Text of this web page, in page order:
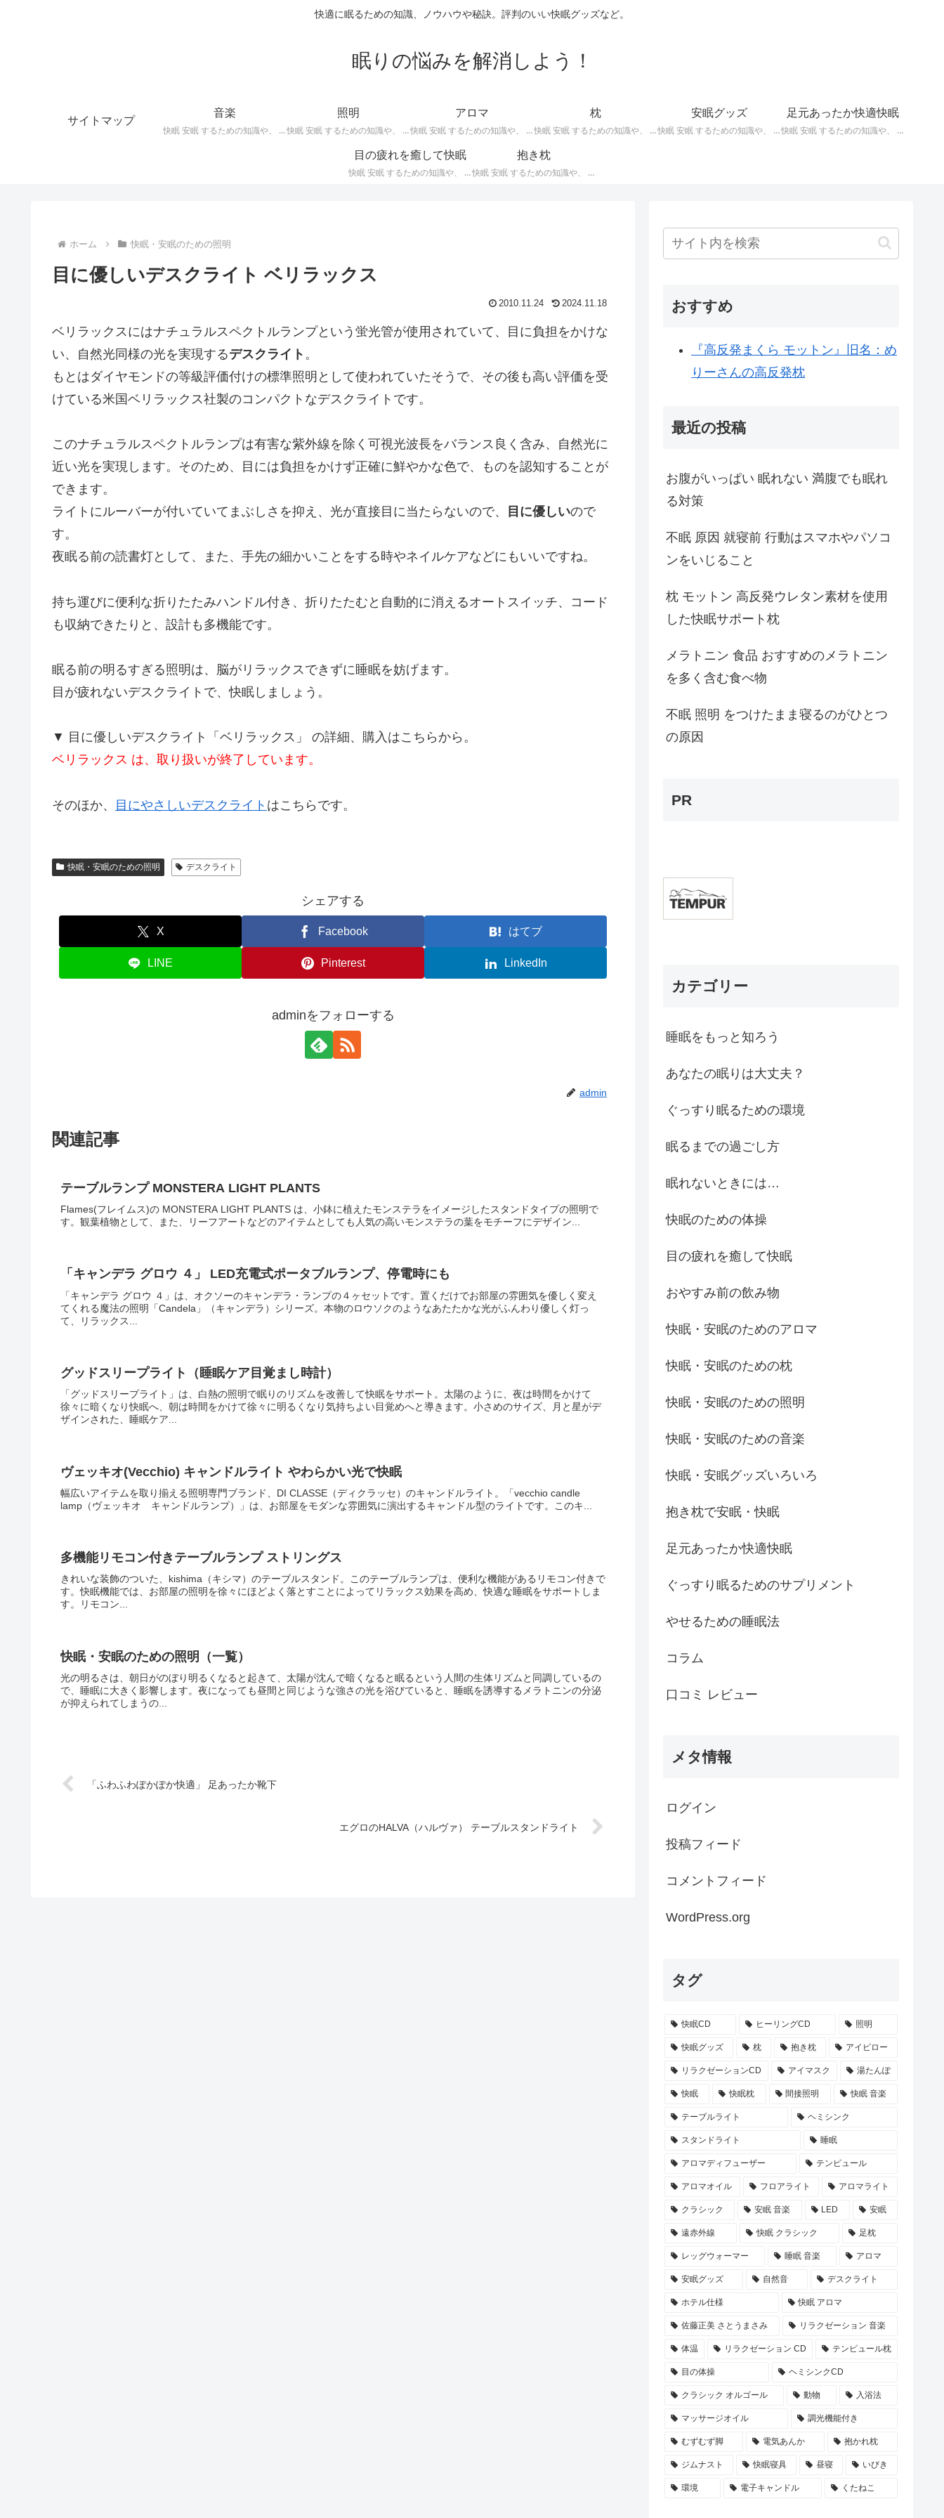
快適に眠るための知識、ノウハウや秘訣。評判のいい快眠グッズなど。
眠りの悩みを解消しよう！
サイトマップ
音楽
快眠 安眠 するための知識や、 枕 、 照明 、 アロマ など、おすすめの グッズ を紹介。 快眠 安眠 のための 音楽 CD の紹介です。 ヒーリングCD リラクゼーションCD インストゥルメンタルCD オルゴールCD ヘミシンクCD α波音楽 など。
照明
快眠 安眠 するための知識や、 枕 、 照明 、 アロマ など、おすすめの グッズ などを紹介。 快眠 安眠 のための 照明 フロアライト テーブルライト デスクライト スタンドライト など。
アロマ
快眠 安眠 するための知識や、 枕 、 照明 、 アロマ など、おすすめの グッズ などを紹介。 エッセンシャルオイル をはじめ、 アロマオイル を利用した アロマランプ 、 アロマディフューザー 、 アロマスプレー などの紹介です。
枕
快眠 安眠 するための知識や、 枕 、 照明 、 アロマ など、おすすめの グッズ などを紹介。 ぐっすり眠るために重要な枕選びのポイントや商品の紹介、 テンピュール 、 マニフレックス など。
安眠グッズ
快眠 安眠 するための知識や、 枕 、 照明 、 アロマ など、おすすめの グッズ などを紹介。 いろいろな 快眠 安眠 グッズ の紹介、足枕、うたた寝枕、目覚まし時計、入浴剤 など。
足元あったか快適快眠
快眠 安眠 するための知識や、 枕 、 照明 、 アロマ など、おすすめの グッズ などを紹介。 足元あったかで快適に眠るための 湯たんぽ あったか靴下 レッグウォーマー などの紹介です。
目の疲れを癒して快眠
快眠 安眠 するための知識や、 枕 、 照明 、 アロマ など、おすすめの グッズ などを紹介。 目の疲れを癒やす、 快眠、安眠 のための アイマスク アイピロー について。
抱き枕
快眠 安眠 するための知識や、 枕 、 照明 、 アロマ など、おすすめの グッズ などを紹介。 安心感を得る、リラックスして眠れるための 抱き枕 の紹介です。 妊婦さんや赤ちゃん、腰痛がある人におすすめ。
ホーム 快眠・安眠のための照明
目に優しいデスクライト ベリラックス
2010.11.24 2024.11.18
ベリラックスにはナチュラルスペクトルランプという蛍光管が使用されていて、目に負担をかけな
い、自然光同様の光を実現するデスクライト 。
もとはダイヤモンドの等級評価付けの標準照明として使われていたそうで、その後も高い評価を受
けている米国ベリラックス社製のコンパクトなデスクライトです。
このナチュラルスペクトルランプは有害な紫外線を除く可視光波長をバランス良く含み、自然光に
近い光を実現します。そのため、目には負担をかけず正確に鮮やかな色で、ものを認知することが
できます。
ライトにルーバーが付いていてまぶしさを抑え、光が直接目に当たらないので、
目に優しいので
す。
夜眠る前の読書灯として、また、手先の細かいことをする時やネイルケアなどにもいいですね。
持ち運びに便利な折りたたみハンドル付き、折りたたむと自動的に消えるオートスイッチ、コード
も収納できたりと、設計も多機能です。
眠る前の明るすぎる照明は、脳がリラックスできずに睡眠を妨げます。
目が疲れないデスクライトで、快眠しましょう。
▼ 目に優しいデスクライト「ベリラックス」 の詳細、購入はこちらから。
ベリラックス は、取り扱いが終了しています。
そのほか、 目にやさしいデスクライト はこちらです。
快眠・安眠のための照明 デスクライト
シェアする
X Facebook はてブ
LINE Pinterest LinkedIn
adminをフォローする
admin
関連記事
テーブルランプ MONSTERA LIGHT PLANTS
Flames(フレイムス)の MONSTERA LIGHT PLANTS は、小鉢に植えたモンステラをイメージしたスタンドタイプの照明で
す。観葉植物として、また、リーフアートなどのアイテムとしても人気の高いモンステラの葉をモチーフにデザイン...
「キャンデラ グロウ ４」 LED充電式ポータブルランプ、停電時にも
「キャンデラ グロウ ４」は、オクソーのキャンデラ・ランプの４ヶセットです。置くだけでお部屋の雰囲気を優しく変え
てくれる魔法の照明「Candela」（キャンデラ）シリーズ。本物のロウソクのようなあたたかな光がふんわり優しく灯っ
て、リラックス...
グッドスリープライト（睡眠ケア目覚まし時計）
「グッドスリープライト」は、白熱の照明で眠りのリズムを改善して快眠をサポート。太陽のように、夜は時間をかけて
徐々に暗くなり快眠へ、朝は時間をかけて徐々に明るくなり気持ちよい目覚めへと導きます。小さめのサイズ、月と星がデ
ザインされた、睡眠ケア...
ヴェッキオ(Vecchio) キャンドルライト やわらかい光で快眠
幅広いアイテムを取り揃える照明専門ブランド、DI CLASSE（ディクラッセ）のキャンドルライト。「vecchio candle
lamp（ヴェッキオ キャンドルランプ）」は、お部屋をモダンな雰囲気に演出するキャンドル型のライトです。このキ...
多機能リモコン付きテーブルランプ ストリングス
きれいな装飾のついた、kishima（キシマ）のテーブルスタンド。このテーブルランプは、便利な機能があるリモコン付きで
す。快眠機能では、お部屋の照明を徐々にほどよく落とすことによってリラックス効果を高め、快適な睡眠をサポートしま
す。リモコン...
快眠・安眠のための照明（一覧）
光の明るさは、朝日がのぼり明るくなると起きて、太陽が沈んで暗くなると眠るという人間の生体リズムと同調しているの
で、睡眠に大きく影響します。夜になっても昼間と同じような強さの光を浴びていると、睡眠を誘導するメラトニンの分泌
が抑えられてしまうの...
「ふわふわぽかぽか快適」 足あったか靴下
エグロのHALVA（ハルヴァ） テーブルスタンドライト
おすすめ
『高反発まくら モットン』旧名：め
りーさんの高反発枕
最近の投稿
お腹がいっぱい 眠れない 満腹でも眠れ
る対策
不眠 原因 就寝前 行動はスマホやパソコ
ンをいじること
枕 モットン 高反発ウレタン素材を使用
した快眠サポート枕
メラトニン 食品 おすすめのメラトニン
を多く含む食べ物
不眠 照明 をつけたまま寝るのがひとつ
の原因
PR
カテゴリー
睡眠をもっと知ろう
あなたの眠りは大丈夫？
ぐっすり眠るための環境
眠るまでの過ごし方
眠れないときには…
快眠のための体操
目の疲れを癒して快眠
おやすみ前の飲み物
快眠・安眠のためのアロマ
快眠・安眠のための枕
快眠・安眠のための照明
快眠・安眠のための音楽
快眠・安眠グッズいろいろ
抱き枕で安眠・快眠
足元あったか快適快眠
ぐっすり眠るためのサプリメント
やせるための睡眠法
コラム
口コミ レビュー
メタ情報
ログイン
投稿フィード
コメントフィード
WordPress.org
タグ
快眠CD ヒーリングCD 照明
快眠グッズ 枕 抱き枕 アイピロー
リラクゼーションCD アイマスク 湯たんぽ
快眠 快眠枕 間接照明 快眠 音楽
テーブルライト ヘミシンク
スタンドライト 睡眠
アロマディフューザー テンピュール
アロマオイル フロアライト アロマライト
クラシック 安眠 音楽 LED 安眠
遠赤外線 快眠 クラシック 足枕
レッグウォーマー 睡眠 音楽 アロマ
安眠グッズ 自然音 デスクライト
ホテル仕様 快眠 アロマ
佐藤正美 さとうまさみ リラクゼーション 音楽
体温 リラクゼーション CD テンピュール枕
目の体操 ヘミシンクCD
クラシック オルゴール 動物 入浴法
マッサージオイル 調光機能付き
むずむず脚 電気あんか 抱かれ枕
ジムナスト 快眠寝具 昼寝 いびき
環境 電子キャンドル くたねこ